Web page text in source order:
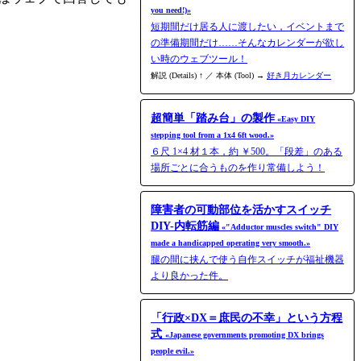
you need!)»
短期間だけ居る人に渡したい，イベントまで
の準備期間だけ……そんなカレンダーが欲し
い時のウェブツール！
解説 (Details) ↑ ／ 本体 (Tool) → 好き月カレンダー
超簡単「踏み台」の製作 «Easy DIY
stepping tool from a 1x4 6ft wood.»
６尺 1×4 材１本，約 ￥500。「段差」のある
場所ごとに合うものを作り常備しよう！
障害者の可動部位を活かすスイッチ
DIY-内転筋編 «"Adductor muscles switch" DIY
made a handicapped operating very smooth.»
腿の間に挟んで使う自作スイッチが福祉機器
より良かった件。
「行政×DX＝庶民の不幸」という方程
式 «Japanese governments promoting DX brings
people evil.»